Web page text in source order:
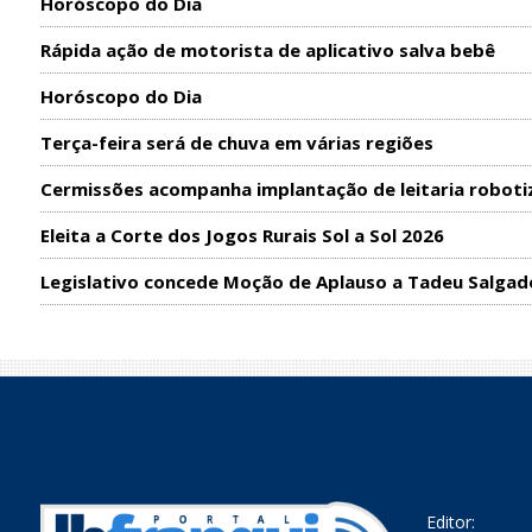
Rápida ação de motorista de aplicativo salva bebê
Horóscopo do Dia
Terça-feira será de chuva em várias regiões
Cermissões acompanha implantação de leitaria
Eleita a Corte dos Jogos Rurais Sol a Sol 2026
Legislativo concede Moção de Aplauso a Tadeu
Editor: